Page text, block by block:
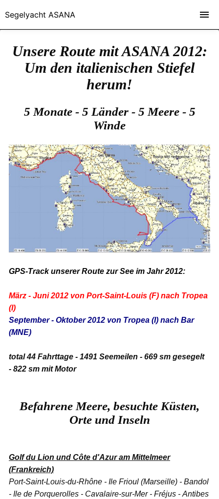
Unsere Route mit ASANA 2012:
Um den italienischen Stiefel
herum!
5 Monate - 5 Länder - 5 Meere - 5
Winde
GPS-Track unserer Route zur See im Jahr 2012:
März - Juni 2012 von Port-Saint-Louis (F) nach Tropea
(I)
September - Oktober 2012 von Tropea (I) nach Bar
(MNE)
total 44 Fahrttage - 1491 Seemeilen - 669 sm gesegelt
- 822 sm mit Motor
Befahrene Meere, besuchte Küsten,
Orte und Inseln
Golf du Lion und Côte d'Azur am Mittelmeer
(Frankreich)
Port-Saint-Louis-du-Rhône - Ile Frioul (Marseille) - Bandol
- Ile de Porquerolles - Cavalaire-sur-Mer - Fréjus - Antibes
Segelyacht ASANA